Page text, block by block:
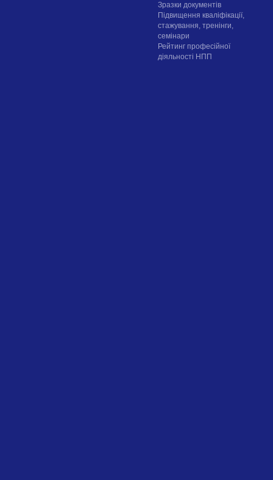
Зразки документів
Підвищення кваліфікації,
стажування, тренінги,
семінари
Рейтинг професійної
діяльності НПП